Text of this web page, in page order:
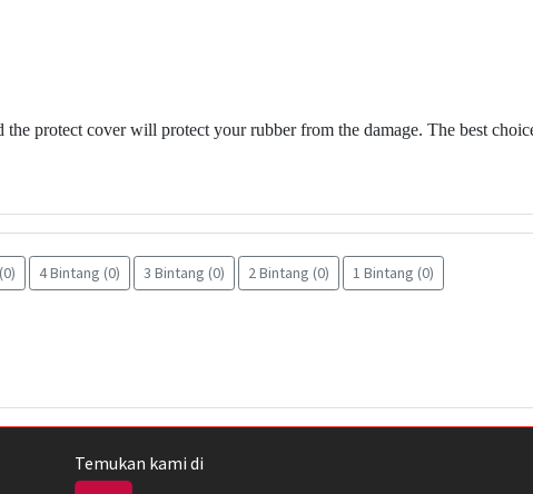
the protect cover will protect your rubber from the damage. The best
4 Bintang (0) 3 Bintang (0) 2 Bintang (0) 1 Bintang (0)
Temukan kami di